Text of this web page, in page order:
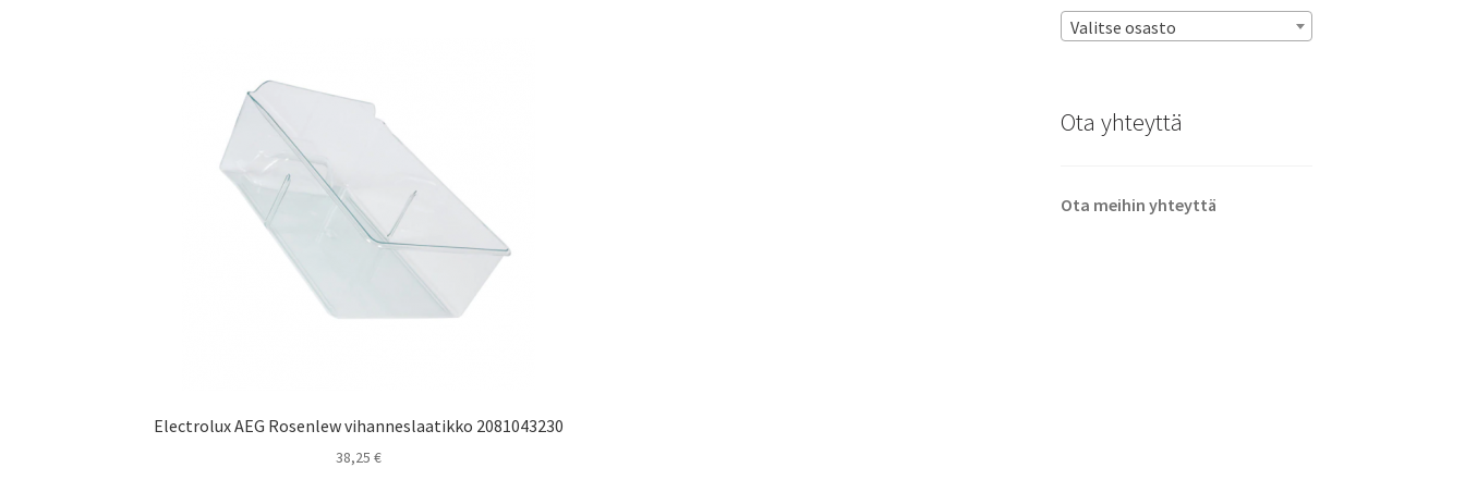
Electrolux AEG Rosenlew vihanneslaatikko 2081043230
38,25 €
Valitse osasto
Ota yhteyttä
Ota meihin yhteyttä